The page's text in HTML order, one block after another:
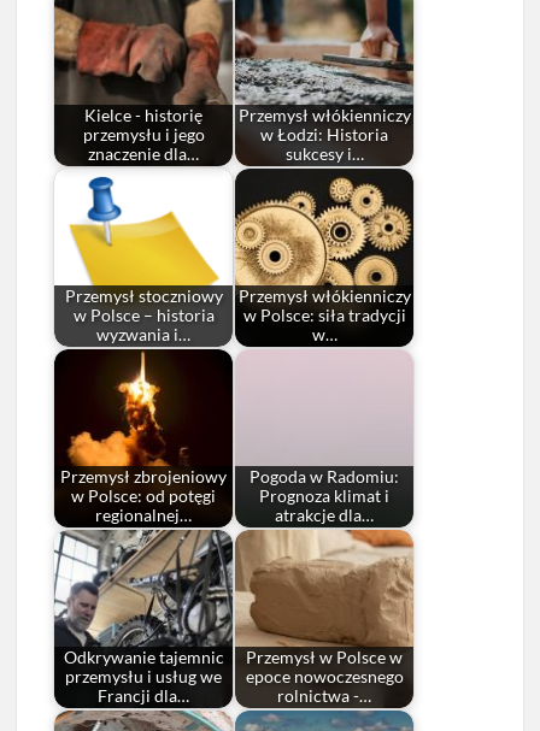
Kielce - historię
przemysłu i jego
znaczenie dla…
Przemysł włókienniczy
w Łodzi: Historia
sukcesy i…
Przemysł stoczniowy
w Polsce – historia
wyzwania i…
Przemysł włókienniczy
w Polsce: siła tradycji
w…
Przemysł zbrojeniowy
w Polsce: od potęgi
regionalnej…
Pogoda w Radomiu:
Prognoza klimat i
atrakcje dla…
Odkrywanie tajemnic
przemysłu i usług we
Francji dla…
Przemysł w Polsce w
epoce nowoczesnego
rolnictwa -…